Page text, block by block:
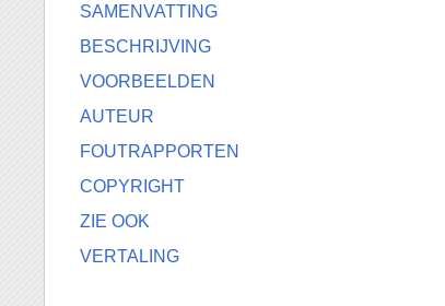
SAMENVATTING
BESCHRIJVING
VOORBEELDEN
AUTEUR
FOUTRAPPORTEN
COPYRIGHT
ZIE OOK
VERTALING